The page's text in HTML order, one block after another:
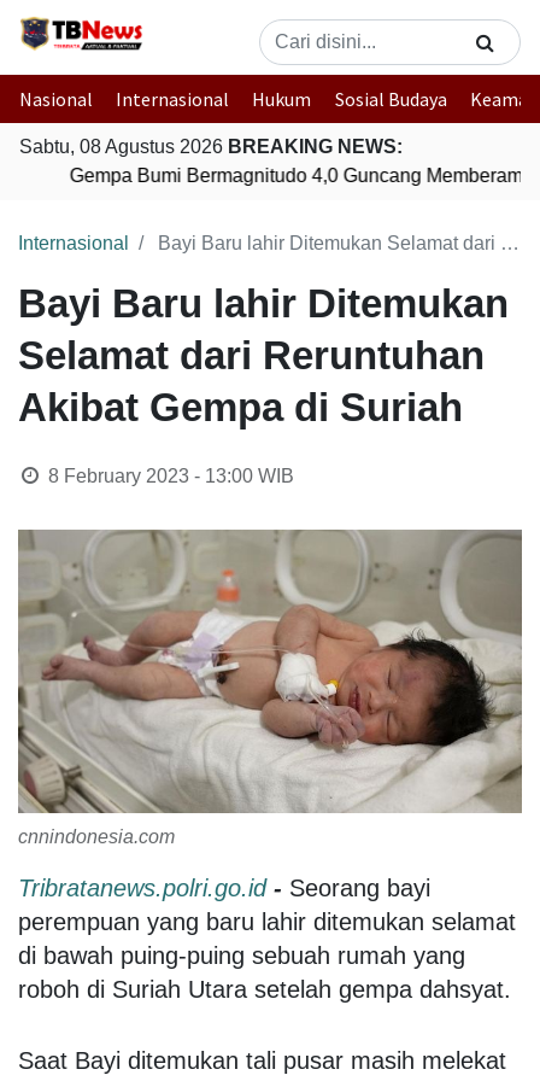
Nasional Internasional Hukum Sosial Budaya
Sabtu, 08 Agustus 2026 BREAKING NEWS:
Gempa Bumi Bermagnitudo 4,0 Guncang Memberamo
Internasional Bayi Baru lahir Ditemukan Selamat dari Reruntuhan Akibat Gempa di Suriah
Bayi Baru lahir Ditemukan
Selamat dari Reruntuhan
Akibat Gempa di Suriah
8 February 2023 - 13:00WIB
cnnindonesia.com
Tribratanews.polri.go.id- Seorang bayi
perempuan yang baru lahir ditemukan selamat
di bawah puing-puing sebuah rumah yang
roboh di Suriah Utara setelah gempa dahsyat.
Saat Bayi ditemukan tali pusar masih melekat